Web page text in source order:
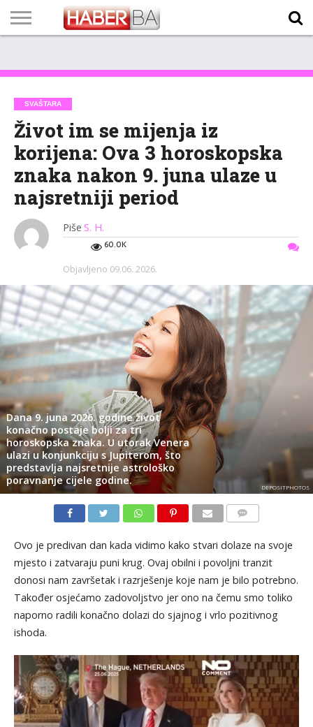
TECH
PROGRAM
PROGNOZA
PUTEVIMA
LISTA
NAMA
SVAŠTARA
Život im se mijenja iz
korijena: Ova 3 horoskopska
znaka nakon 9. juna ulaze u
najsretniji period
Piše S. H.
60.0K
Objavljeno 09.06. 2026.
Dana 9. juna 2026. godine život
konačno postaje bolji za tri
horoskopska znaka. U utorak Venera
ulazi u konjunkciju s Jupiterom, što
predstavlja najsretnije astrološko
poravnanje cijele godine.
DEPOSITPHOTOS
Ovo je predivan dan kada vidimo kako stvari dolaze na svoje
mjesto i zatvaraju puni krug. Ovaj obilni i povoljni tranzit
donosi nam završetak i razrješenje koje nam je bilo potrebno.
Također osjećamo zadovoljstvo jer ono na čemu smo toliko
naporno radili konačno dolazi do sjajnog i vrlo pozitivnog
ishoda.